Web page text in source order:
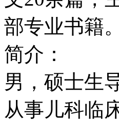
部专业书籍。
简介：
男，硕士生
从事儿科临